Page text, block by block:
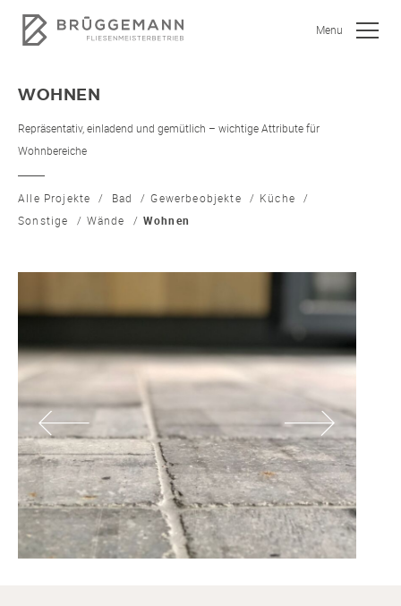
Menu
SHOWROOM
WOHNEN
KÜCHE
GEWERBEOBJEKTE
WAND- UND FUSSBODENHEIZUNG
BERATUNG UND PLANUNG
WOHNEN
Repräsentativ, einladend und gemütlich – wichtige Attribute für
Wohnbereiche
Alle Projekte Bad Gewerbeobjekte
Küche
Sonstige
Wände Wohnen